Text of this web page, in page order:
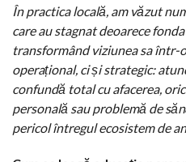
În practica locală, am văzut
care au stagnat deoarece
transformând viziunea sa într-
operațional, ci și strategic:
confundă total cu afacerea,
personală sau problemă de
pericol întregul ecosistem de